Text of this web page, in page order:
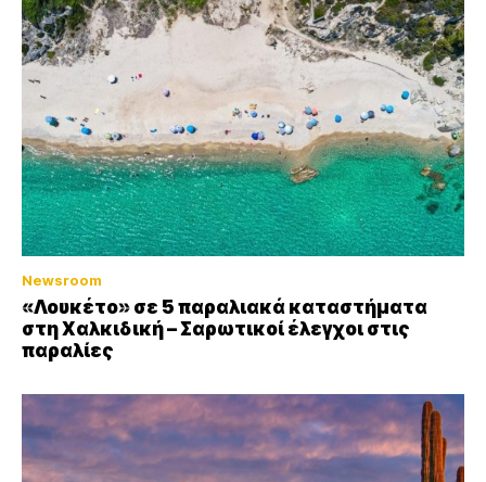
Newsroom
«Λουκέτο» σε 5 παραλιακά καταστήματα
στη Χαλκιδική – Σαρωτικοί έλεγχοι στις
παραλίες